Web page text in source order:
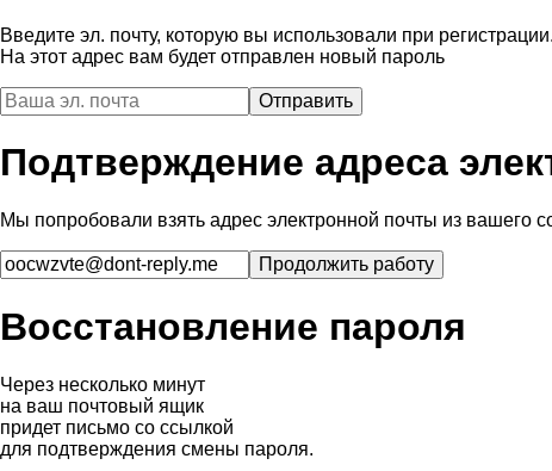
Введите эл. почту, которую вы использовали при регистрации.
На этот адрес вам будет отправлен новый пароль
Подтверждение адреса
Мы попробовали взять адрес электронной почты из вашего
Восстановление пароля
Через несколько минут
на ваш почтовый ящик
придет письмо со ссылкой
для подтверждения смены пароля.